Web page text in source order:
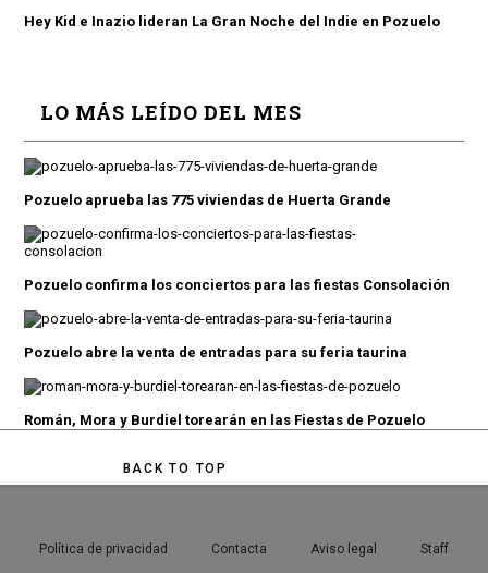
Hey Kid e Inazio lideran La Gran Noche del Indie en Pozuelo
LO MÁS LEÍDO DEL MES
Pozuelo aprueba las 775 viviendas de Huerta Grande
Pozuelo confirma los conciertos para las fiestas Consolación
Pozuelo abre la venta de entradas para su feria taurina
Román, Mora y Burdiel torearán en las Fiestas de Pozuelo
BACK TO TOP
Política de privacidad Contacta Aviso legal Staff